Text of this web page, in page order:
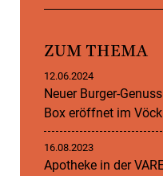
ZUM THEMA
12.06.2024
Neuer Burger-
Box eröffnet im
16.08.2023
Apotheke in der